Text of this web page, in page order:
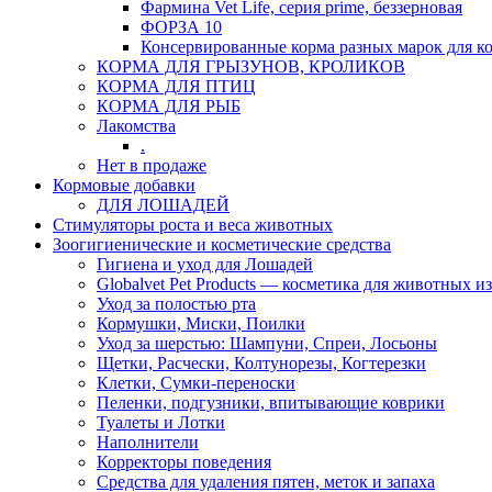
Фармина Vet Life, серия prime, беззерновая
ФОРЗА 10
Консервированные корма разных марок для
КОРМА ДЛЯ ГРЫЗУНОВ, КРОЛИКОВ
КОРМА ДЛЯ ПТИЦ
КОРМА ДЛЯ РЫБ
Лакомства
.
Нет в продаже
Кормовые добавки
ДЛЯ ЛОШАДЕЙ
Стимуляторы роста и веса животных
Зоогигиенические и косметические средства
Гигиена и уход для Лошадей
Globalvet Pet Products — косметика для животных
Уход за полостью рта
Кормушки, Миски, Поилки
Уход за шерстью: Шампуни, Спреи, Лосьоны
Щетки, Расчески, Колтунорезы, Когтерезки
Клетки, Сумки-переноски
Пеленки, подгузники, впитывающие коврики
Туалеты и Лотки
Наполнители
Корректоры поведения
Средства для удаления пятен, меток и запаха